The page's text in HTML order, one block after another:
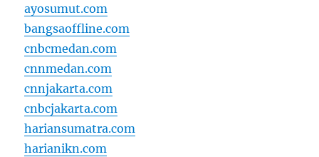
ayosumut.com
bangsaoffline.com
cnbcmedan.com
cnnmedan.com
cnnjakarta.com
cnbcjakarta.com
hariansumatra.com
harianikn.com